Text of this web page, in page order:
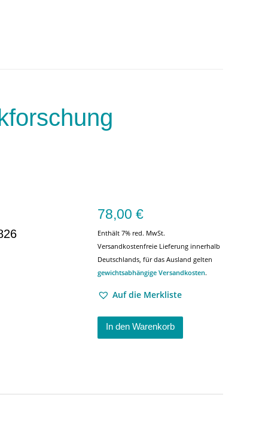
78,00 €
Enthält 7% red. MwSt.
Versandkostenfreie Lieferung innerhalb
Deutschlands, für das Ausland gelten
gewichtsabhängige Versandkosten.
Auf die Merkliste
In den Warenkorb